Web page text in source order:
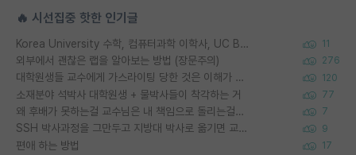
🔥 시선집중 핫한 인기글
Korea University 수학, 컴퓨터과학 이학사, UC Berkeley 산업공학 대학원 공학박사가 되는 것은 쉽지 않겠죠? 11
외부에서 괜찮은 랩을 알아보는 방법 (장문주의) 276
대학원생들 교수에게 가스라이팅 당한 것은 이해가 갑니다. 안타깝네요. 120
소재분야 석박사 대학원생 + 물박사들이 착각하는 거 77
왜 후배가 못하는걸 교수님은 내 책임으로 돌리는걸까요? 7
SSH 박사과정을 그만두고 지방대 박사로 옮기면 교수의 꿈은 끝일까요? 9
편애 하는 방법 17